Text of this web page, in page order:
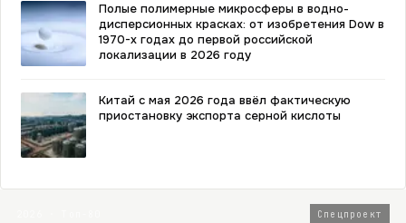
Полые полимерные микросферы в водно-
дисперсионных красках: от изобретения Dow в
1970-х годах до первой российской
локализации в 2026 году
Китай с мая 2026 года ввёл фактическую
приостановку экспорта серной кислоты
Спецпроект